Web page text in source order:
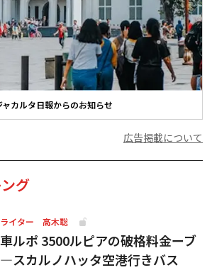
ャカルタ日報からのお知らせ
広告掲載について
グ
ライター 高木聡
ルポ 3500ルピアの破格料金ーブ
スカルノハッタ空港行きバス